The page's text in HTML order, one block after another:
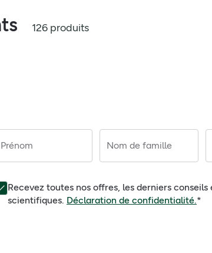
126 produits
Prénom Nom de famille
Recevez toutes nos offres, les derniers
scientifiques. Déclaration de confidentialité.*